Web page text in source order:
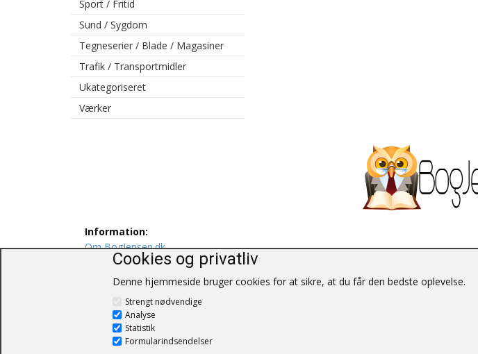
Sport / Fritid
Sund / Sygdom
Tegneserier / Blade / Magasiner
Trafik / Transportmidler
Ukategoriseret
Værker
Information:
Om BogJensen.dk
Levering
Persondatapolitik
Salgs og leveringsbetingelser
Kontakt os
Cookies og privatliv
Denne hjemmeside bruger cookies for at sikre, at du får den bedste oplevelse.
Strengt nødvendige
Analyse
Statistik
Formularindsendelser